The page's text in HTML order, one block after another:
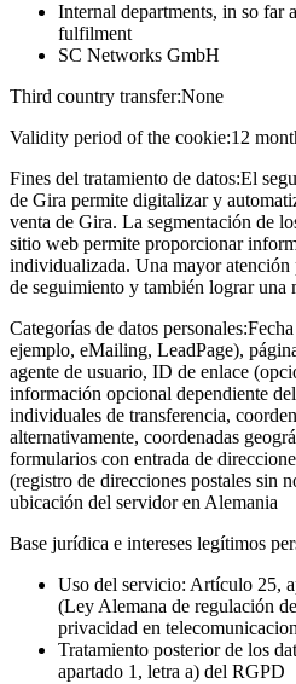
Internal departments, in so far
fulfilment
SC Networks GmbH
Third country transfer:None
Validity period of the cookie:12
Fines del tratamiento de datos:El
de Gira permite digitalizar y
venta de Gira. La segmentación de
sitio web permite proporcionar
individualizada. Una mayor atención
de seguimiento y también lograr una
Categorías de datos personales:
ejemplo, eMailing, LeadPage),
agente de usuario, ID de enlace
información opcional dependiente
individuales de transferencia,
alternativamente, coordenadas
formularios con entrada de
(registro de direcciones postales sin
ubicación del servidor en Alemania
Base jurídica e intereses legítimos
Uso del servicio: Artículo 25,
(Ley Alemana de regulación
privacidad en
Tratamiento posterior de los
apartado 1, letra a) del RGPD